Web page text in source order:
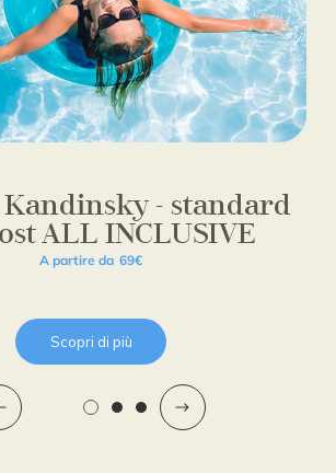
- standard
ALL INCLUSIVE
A partire da 69€
Scopri di più